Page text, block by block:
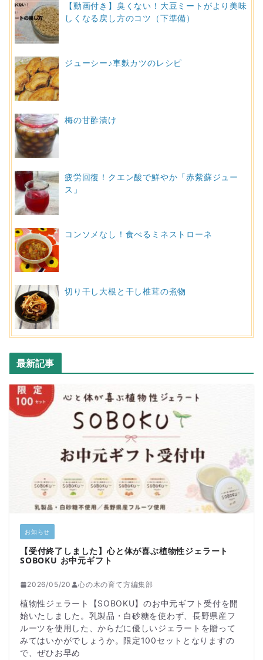
【動画付き】臭くない！大豆ミートがより美味
しくなる戻し方のコツ（下準備）
ジューシー♪車麩カツのレシピ
梅の甘酢漬け
疲労回復！クエン酸で鮮やか「赤紫蘇ジュー
ス」
コンソメなし！食べるミネストローネ
切り干し大根と干し椎茸の煮物
最新記事
お知らせ
【受付終了しました】心と体が喜ぶ植物性ジェラート
SOBOKU お中元ギフト
2026/05/20 心の木の育て方編集部
植物性ジェラート【SOBOKU】のお中元ギフト受付を開
始いたしました。乳製品・白砂糖を使わず、長野県産フ
ルーツを使用した、からだに優しいジェラートを贈って
みてはいかがでしょうか。限定100セットとなりますの
で、ぜひお早め